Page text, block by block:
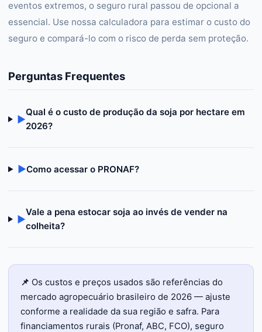
eventos extremos, o seguro rural passou de opcional a
essencial. Use nossa calculadora para estimar o custo do
seguro e compará-lo com o risco de perda sem proteção.
Perguntas Frequentes
▶
Qual é o custo de produção da soja por hectare em
2026?
▶Como acessar o PRONAF?
▶
Vale a pena estocar soja ao invés de vender na
colheita?
📌 Os custos e preços usados são referências do
mercado agropecuário brasileiro de 2026 — ajuste
conforme a realidade da sua região e safra. Para
financiamentos rurais (Pronaf, ABC, FCO), seguro